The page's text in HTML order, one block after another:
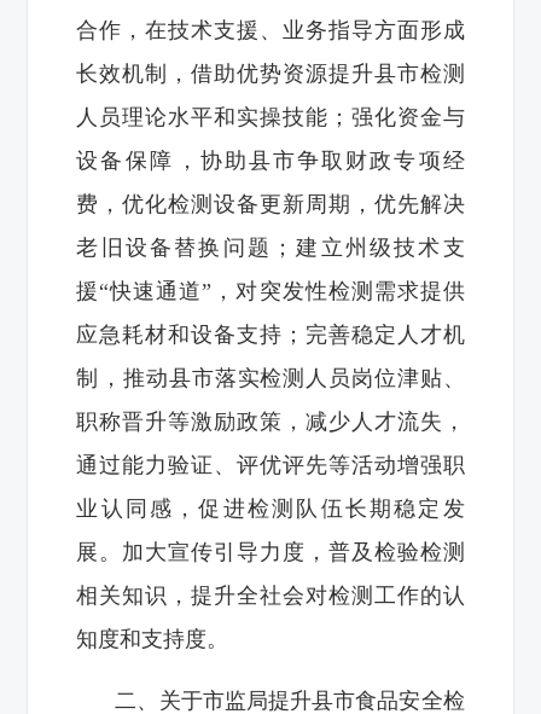
合作，在技术支援、业务指导方面形成
长效机制，借助优势资源提升县市检测
人员理论水平和实操技能；‌强化资金与
设备保障‌，协助县市争取财政专项经
费，优化检测设备更新周期，优先解决
老旧设备替换问题；建立州级技术支
援“快速通道”，对突发性检测需求提供
应急耗材和设备支持；‌完善稳定人才机
制‌，推动县市落实检测人员岗位津贴、
职称晋升等激励政策，减少人才流失，
通过能力验证、评优评先等活动增强职
业认同感，促进检测队伍长期稳定发
展。加大宣传引导力度，普及检验检测
相关知识，提升全社会对检测工作的认
知度和支持度。
二、关于市监局提升县市食品安全检